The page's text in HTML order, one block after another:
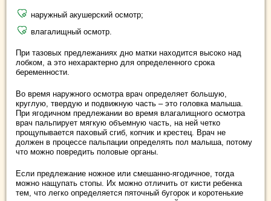
наружный акушерский осмотр;
влагалищный осмотр.
При тазовых предлежаниях дно матки находится высоко над
лобком, а это нехарактерно для определенного срока
беременности.
Во время наружного осмотра врач определяет большую,
круглую, твердую и подвижную часть – это головка малыша.
При ягодичном предлежании во время влагалищного осмотра
врач пальпирует мягкую объемную часть, на ней четко
прощупывается паховый сгиб, копчик и крестец. Врач не
должен в процессе пальпации определять пол малыша, потому
что можно повредить половые органы.
Если предлежание ножное или смешанно-ягодичное, тогда
можно нащупать стопы. Их можно отличить от кисти ребенка
тем, что легко определяется пяточный бугорок и коротенькие